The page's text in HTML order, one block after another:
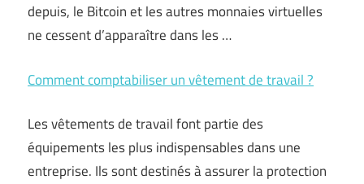
depuis, le Bitcoin et les autres monnaies virtuelles
ne cessent d’apparaître dans les …
Comment comptabiliser un vêtement de travail ?
Les vêtements de travail font partie des
équipements les plus indispensables dans une
entreprise. Ils sont destinés à assurer la protection